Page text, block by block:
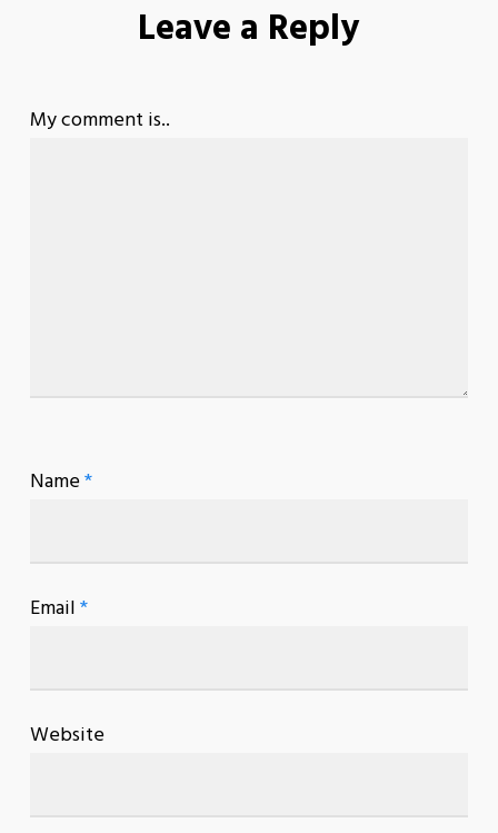
Leave a Reply
My comment is..
Name*
Email*
Website